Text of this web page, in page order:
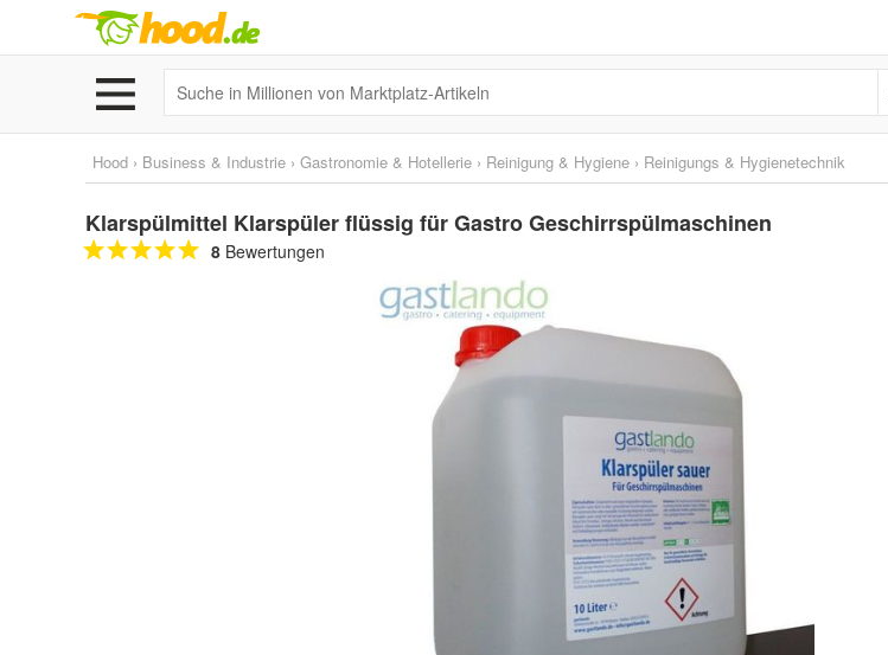
Hood › Business & Industrie › Gastronomie & Hotellerie › Reinigung & Hygiene › Reinigungs & Hygienetechnik
Klarspülmittel Klarspüler flüssig für Gastro Geschirrspülmaschinen
8 Bewertungen